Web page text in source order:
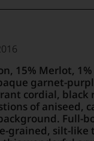
15% Merlot,
garnet-
cordial, black
of aniseed,
Full-
grained, silt-